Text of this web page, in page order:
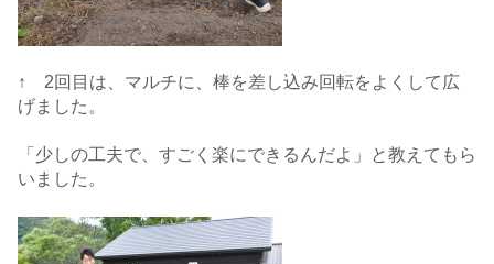
↑ 2回目は、マルチに、棒を差し込み回転をよくして広
げました。
「少しの工夫で、すごく楽にできるんだよ」と教えてもら
いました。